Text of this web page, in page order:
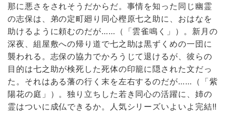
那に悪さをされそうだからだ。事情を知った同じ幽霊
の志保は、弟の定町廻り同心樫原七之助に、おはなを
助けるように頼むのだが……（「雲雀鳴く」）。新月の
深夜、組屋敷への帰り道で七之助は黒ずくめの一団に
襲われる。志保の協力でかろうじて退けるが、彼らの
目的は七之助が検死した死体の印籠に隠された文だっ
た。それはある藩の行く末を左右するのだが……（「紫
陽花の庭」）。独り立ちした若き同心の活躍に、姉の
霊はついに成仏できるか。人気シリーズいよいよ完結!!